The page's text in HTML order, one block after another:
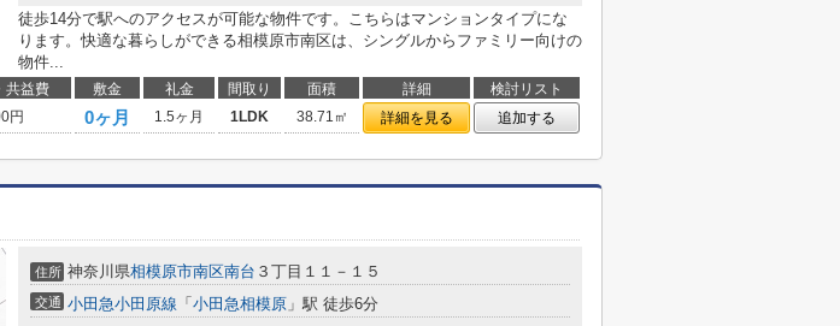
徒歩14分で駅へのアクセスが可能な物件です。こちらはマンションタイプにな
ります。快適な暮らしができる相模原市南区は、シングルからファミリー向けの
物件...
共益費 敷金 礼金 間取り 面積 詳細
検討リスト
円 0ヶ月 1.5ヶ月 1LDK 38.71㎡ 詳細を見る 追加する
住所 神奈川県相模原市南区南台 ３丁目１１－１５
交通 小田急小田原線 「 小田急相模原 」駅 徒歩6分